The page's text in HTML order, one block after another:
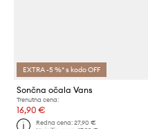
EXTRA -5 %* s kodo OFF
Sončna očala Vans
Trenutna cena:
16,90 €
Redna cena:27,90 €